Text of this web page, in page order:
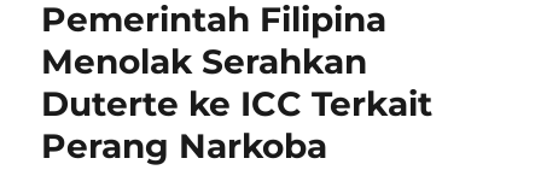
Pemerintah Filipina
Menolak Serahkan
Duterte ke ICC Terkait
Perang Narkoba